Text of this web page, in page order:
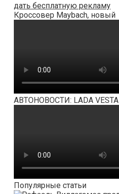
дать бесплатную рекламу
Кроссовер Maybach, новый
АВТОНОВОСТИ: LADA VESTA
Популярные статьи